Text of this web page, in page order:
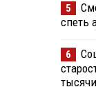
5
спеть
6
тысячи